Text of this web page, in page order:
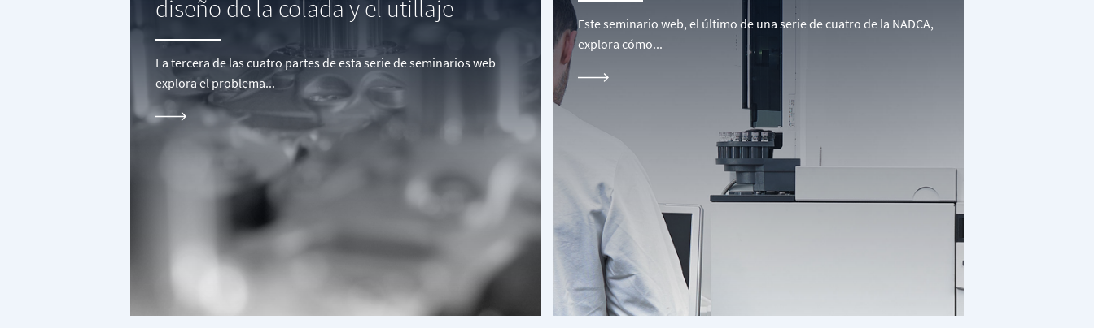
diseño de la colada y el utillaje
La tercera de las cuatro partes de esta serie de seminarios web
explora el problema...
Este seminario web, el último de una serie de cuatro de la NADCA,
explora cómo...